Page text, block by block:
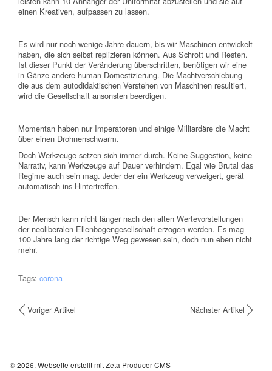
einen Kreativen, aufpassen zu lassen.
Es wird nur noch wenige Jahre dauern, bis wir Maschinen entwickelt
haben, die sich selbst replizieren können. Aus Schrott und Resten.
Ist dieser Punkt der Veränderung überschritten, benötigen wir eine
in Gänze andere human Domestizierung. Die Machtverschiebung
die aus dem autodidaktischen Verstehen von Maschinen resultiert,
wird die Gesellschaft ansonsten beerdigen.
Momentan haben nur Imperatoren und einige Milliardäre die Macht
über einen Drohnenschwarm.
Doch Werkzeuge setzen sich immer durch. Keine Suggestion, keine
Narrativ, kann Werkzeuge auf Dauer verhindern. Egal wie Brutal das
Regime auch sein mag. Jeder der ein Werkzeug verweigert, gerät
automatisch ins Hintertreffen.
Der Mensch kann nicht länger nach den alten Wertevorstellungen
der neoliberalen Ellenbogengesellschaft erzogen werden. Es mag
100 Jahre lang der richtige Weg gewesen sein, doch nun eben nicht
mehr.
Tags: corona
Voriger Artikel Nächster Artikel
© 2026. Webseite erstellt mit Zeta Producer CMS